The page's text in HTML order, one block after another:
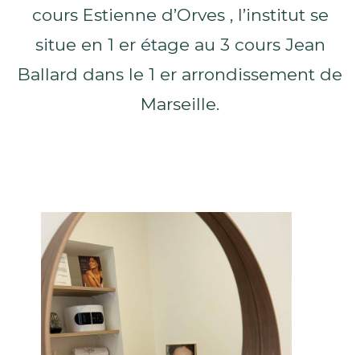
cours Estienne d’Orves , l’institut se
situe en 1 er étage au 3 cours Jean
Ballard dans le 1 er arrondissement de
Marseille.